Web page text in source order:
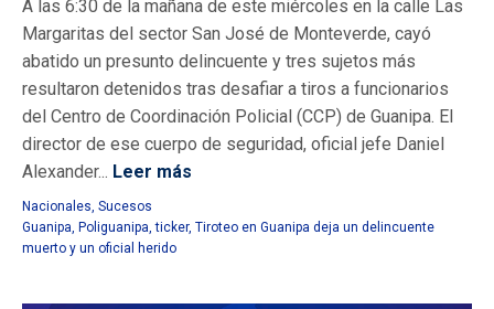
A las 6:30 de la mañana de este miércoles en la calle Las
Margaritas del sector San José de Monteverde, cayó
abatido un presunto delincuente y tres sujetos más
resultaron detenidos tras desafiar a tiros a funcionarios
del Centro de Coordinación Policial (CCP) de Guanipa. El
director de ese cuerpo de seguridad, oficial jefe Daniel
Alexander... Leer más
Nacionales, Sucesos
Guanipa, Poliguanipa,ticker, Tiroteo en Guanipa deja un delincuente
muerto y un oficial herido